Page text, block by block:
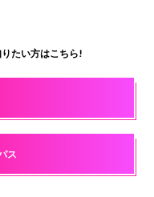
たい方はこちら!
ス